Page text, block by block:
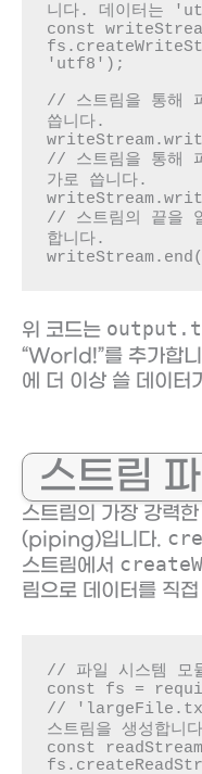
니다. 데이터는
const
'utf8');
// 스트림을 통해
씁니다.
// 스트림을 통해
가로 씁니다.
// 스트림의 끝을
합니다.
위 코드는
“World!”를 추가합
에 더 이상 쓸 데이터
스트림
스트림의 가장 강력
(piping)입니다.
스트림에서
림으로 데이터를 직
// 파일 시스템 모
const fs =
// 'largeFile.txt'
스트림을 생성합니
const